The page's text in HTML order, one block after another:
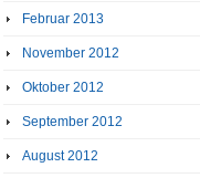
Februar 2013
November 2012
Oktober 2012
September 2012
August 2012